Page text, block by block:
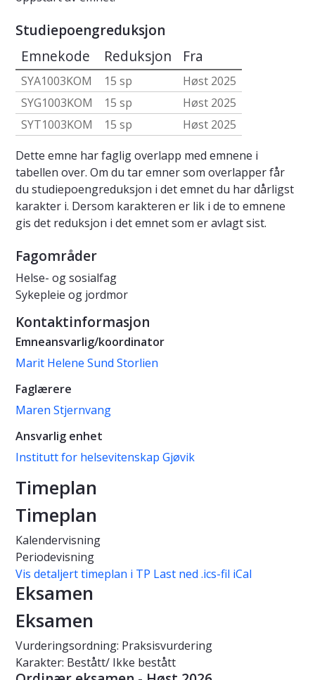
Studiepoengreduksjon
Emnekode Reduksjon Fra
SYA1003KOM 15 sp
Høst 2025
SYG1003KOM
15 sp
Høst 2025
SYT1003KOM
15 sp
Høst 2025
Dette emne har faglig overlapp med emnene i
tabellen over. Om du tar emner som overlapper får
du studiepoengreduksjon i det emnet du har dårligst
karakter i. Dersom karakteren er lik i de to emnene
gis det reduksjon i det emnet som er avlagt sist.
Fagområder
Helse- og sosialfag
Sykepleie og jordmor
Kontaktinformasjon
Emneansvarlig/koordinator
Marit Helene Sund Storlien
Faglærere
Maren Stjernvang
Ansvarlig enhet
Institutt for helsevitenskap Gjøvik
Timeplan
Timeplan
Kalendervisning
Periodevisning
Vis detaljert timeplan i TP Last ned .ics-fil iCal
Eksamen
Eksamen
Vurderingsordning: Praksisvurdering
Karakter: Bestått/ Ikke bestått